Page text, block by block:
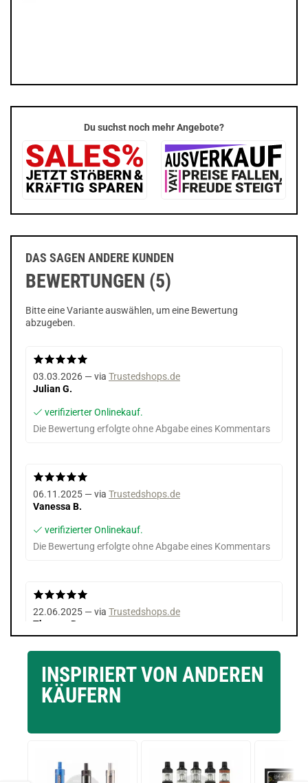
Du suchst noch mehr Angebote?
DAS SAGEN ANDERE KUNDEN
BEWERTUNGEN (5)
Bitte eine Variante auswählen, um eine Bewertung
abzugeben.
03.03.2026 — via Trustedshops.de
Julian G.
verifizierter Onlinekauf.
Die Bewertung erfolgte ohne Abgabe eines Kommentars
06.11.2025 — via Trustedshops.de
Vanessa B.
verifizierter Onlinekauf.
Die Bewertung erfolgte ohne Abgabe eines Kommentars
22.06.2025 — via Trustedshops.de
Thomas B.
Die Bewertung erfolgte ohne Abgabe eines Kommentars
verifizierter Onlinekauf.
INSPIRIERT VON ANDEREN
KÄUFERN